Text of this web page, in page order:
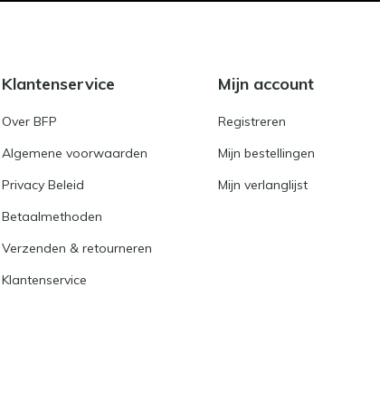
Klantenservice
Over BFP
Algemene voorwaarden
Privacy Beleid
Betaalmethoden
Verzenden & retourneren
Klantenservice
Mijn account
Registreren
Mijn bestellingen
Mijn verlanglijst